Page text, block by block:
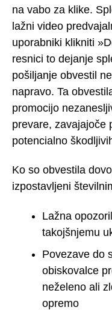
na vabo za klike.
lažni video
uporabniki klikniti
resnici to dejanje
pošiljanje obvestil
napravo. Ta
promocijo
prevare, zavajajoče
potencialno
Ko so obvestila
izpostavljeni
Lažna
takojšnjemu
Povezave do
obiskovalce
neželeno ali
opremo